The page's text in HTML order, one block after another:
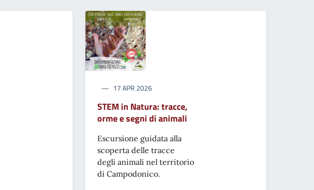
17 APR 2026
STEM in Natura: tracce,
orme e segni di animali
Escursione guidata alla
scoperta delle tracce
degli animali nel territorio
di Campodonico.